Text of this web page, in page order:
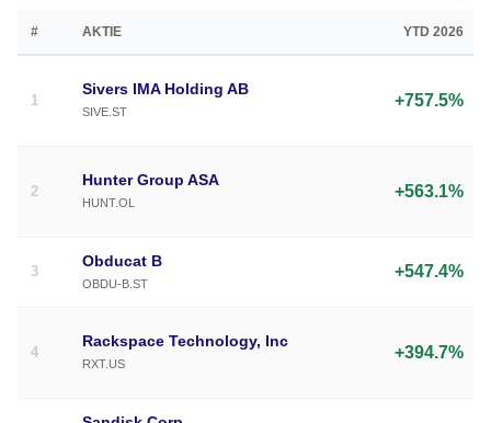
# AKTIE YTD 2026
1
Sivers IMA Holding AB
SIVE.ST
+757.5%
2
Hunter Group ASA
HUNT.OL
+563.1%
3
Obducat B
OBDU-B.ST
+547.4%
4
Rackspace Technology, Inc
RXT.US
+394.7%